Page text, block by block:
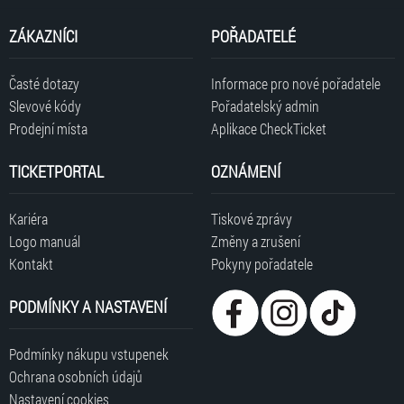
ZÁKAZNÍCI
Časté dotazy
Slevové kódy
Prodejní místa
POŘADATELÉ
Informace pro nové pořadatele
Pořadatelský admin
Aplikace CheckTicket
TICKETPORTAL
Kariéra
Logo manuál
Kontakt
OZNÁMENÍ
Tiskové zprávy
Změny a zrušení
Pokyny pořadatele
PODMÍNKY A NASTAVENÍ
Podmínky nákupu vstupenek
Ochrana osobních údajů
Nastavení cookies